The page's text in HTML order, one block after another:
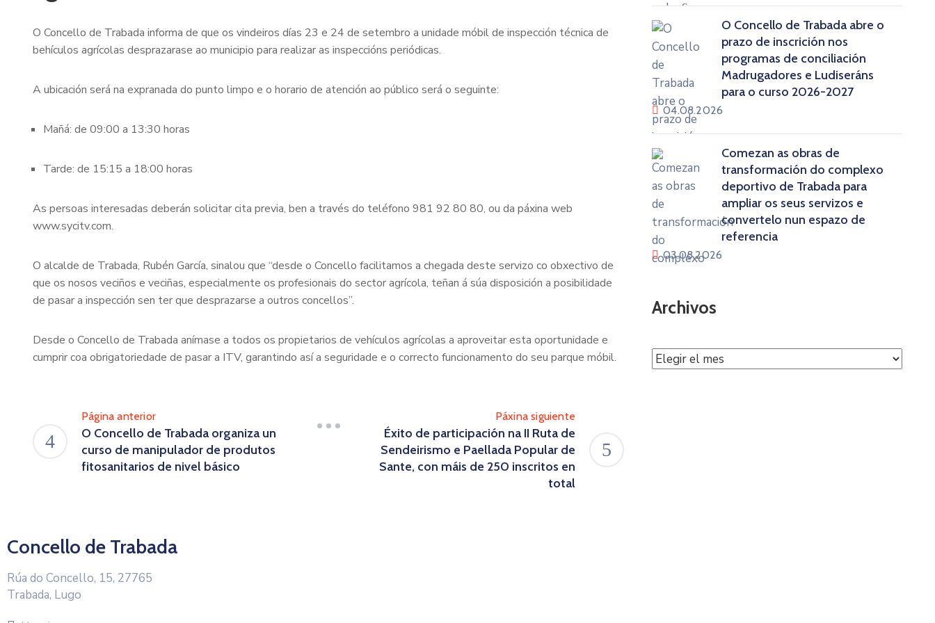
O Concello de Trabada informa de que os vindeiros días 23 e 24 de setembro a unidade móbil de inspección técnica de
behículos agrícolas desprazarase ao municipio para realizar as inspeccións periódicas.
A ubicación será na expranada do punto limpo e o horario de atención ao público será o seguinte:
Mañá: de 09:00 a 13:30 horas
Tarde: de 15:15 a 18:00 horas
As persoas interesadas deberán solicitar cita previa, ben a través do teléfono 981 92 80 80, ou da páxina web
www.sycitv.com.
O alcalde de Trabada, Rubén García, sinalou que “desde o Concello facilitamos a chegada deste servizo co obxectivo de
que os nosos veciños e veciñas, especialmente os profesionais do sector agrícola, teñan á súa disposición a posibilidade
de pasar a inspección sen ter que desprazarse a outros concellos”.
Desde o Concello de Trabada anímase a todos os propietarios de vehículos agrícolas a aproveitar esta oportunidade e
cumprir coa obrigatoriedade de pasar a ITV, garantindo así a seguridade e o correcto funcionamento do seu parque móbil.
Página anterior
O Concello de Trabada organiza un
curso de manipulador de produtos
fitosanitarios de nivel básico
Páxina siguiente
Éxito de participación na II Ruta de
Sendeirismo e Paellada Popular de
Sante, con máis de 250 inscritos en
total
O Concello de Trabada abre o
prazo de inscrición nos
programas de conciliación
Madrugadores e Ludiseráns
para o curso 2026-2027
04.08.2026
Comezan as obras de
transformación do complexo
deportivo de Trabada para
ampliar os seus servizos e
convertelo nun espazo de
referencia
03.08.2026
Archivos
Concello de Trabada
Rúa do Concello, 15, 27765
Trabada, Lugo